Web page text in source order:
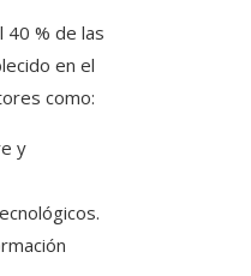
40 % de las
en el
como:
y